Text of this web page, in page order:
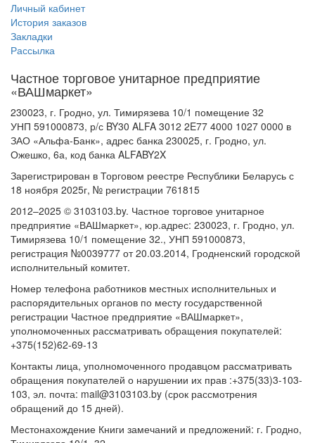
Личный кабинет
История заказов
Закладки
Рассылка
Частное торговое унитарное предприятие
«ВАШмаркет»
230023, г. Гродно, ул. Тимирязева 10/1 помещение 32
УНП 591000873, р/с BY30 ALFA 3012 2E77 4000 1027 0000 в
ЗАО «Альфа-Банк», адрес банка 230025, г. Гродно, ул.
Ожешко, 6а, код банка ALFABY2X
Зарегистрирован в Торговом реестре Республики Беларусь с
18 ноября 2025г, № регистрации 761815
2012–2025 © 3103103.by. Частное торговое унитарное
предприятие «ВАШмаркет», юр.адрес: 230023, г. Гродно, ул.
Тимирязева 10/1 помещение 32., УНП 591000873,
регистрация №0039777 от 20.03.2014, Гродненский городской
исполнительный комитет.
Номер телефона работников местных исполнительных и
распорядительных органов по месту государственной
регистрации Частное предприятие «ВАШмаркет»,
уполномоченных рассматривать обращения покупателей:
+375(152)62-69-13
Контакты лица, уполномоченного продавцом рассматривать
обращения покупателей о нарушении их прав :+375(33)3-103-
103, эл. почта: mail@3103103.by (срок рассмотрения
обращений до 15 дней).
Местонахождение Книги замечаний и предложений: г. Гродно,